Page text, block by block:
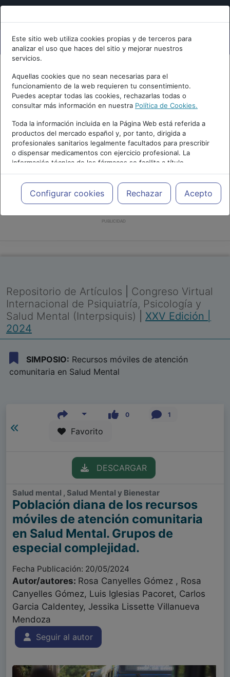
Este sitio web utiliza cookies propias y de terceros para
analizar el uso que haces del sitio y mejorar nuestros
servicios.
Aquellas cookies que no sean necesarias para el
funcionamiento de la web requieren tu consentimiento.
Puedes aceptar todas las cookies, rechazarlas todas o
consultar más información en nuestra Política de Cookies.
Toda la información incluida en la Página Web está referida a
productos del mercado español y, por tanto, dirigida a
profesionales sanitarios legalmente facultados para prescribir
o dispensar medicamentos con ejercicio profesional. La
información técnica de los fármacos se facilita a título
meramente informativo, siendo responsabilidad de los
profesionales facultados prescribir medicamentos y decidir, en
cada caso concreto, el tratamiento más adecuado a las
necesidades del paciente.
Configurar cookies Rechazar Acepto
PUBLICIDAD
Repositorio de Artículos
Congreso Virtual
Internacional de Psiquiatría, Psicología y
Salud Mental (Interpsiquis)
XXV Edición |
2024
SIMPOSIO: Recursos móviles de atención
comunitaria en Salud Mental
0 1
Favorito
DESCARGAR
Salud mental , Salud Mental y Bienestar
Población diana de los recursos
móviles de atención comunitaria
en Salud Mental. Grupos de
especial complejidad.
Fecha Publicación: 20/05/2024
Autor/autores: Rosa Canyelles Gómez , Rosa
Canyelles Gómez, Luis Iglesias Pacoret, Carlos
Garcia Caldentey, Jessika Lissette Villanueva
Mendoza
Seguir al autor